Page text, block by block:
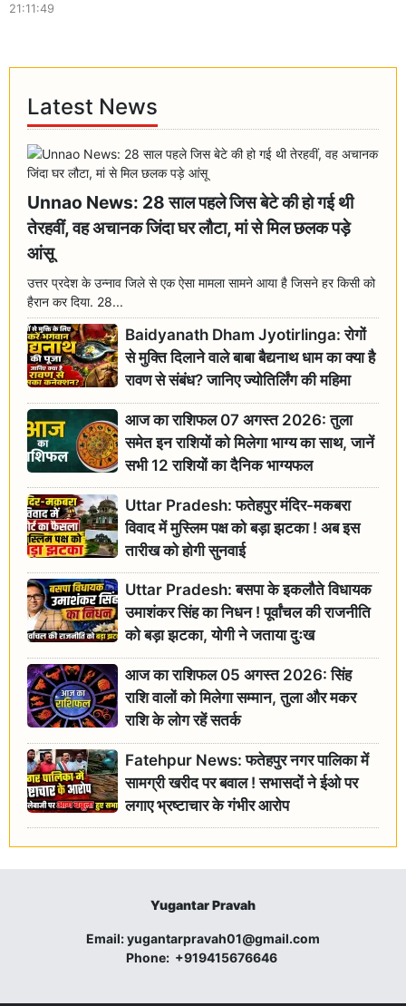
21:11:49
Latest News
Unnao News: 28 साल पहले जिस बेटे की हो गई थी
तेरहवीं, वह अचानक जिंदा घर लौटा, मां से मिल छलक पड़े
आंसू
उत्तर प्रदेश के उन्नाव जिले से एक ऐसा मामला सामने आया है जिसने हर किसी को
हैरान कर दिया. 28...
Baidyanath Dham Jyotirlinga: रोगों
से मुक्ति दिलाने वाले बाबा बैद्यनाथ धाम का क्या है
रावण से संबंध? जानिए ज्योतिर्लिंग की महिमा
आज का राशिफल 07 अगस्त 2026: तुला
समेत इन राशियों को मिलेगा भाग्य का साथ, जानें
सभी 12 राशियों का दैनिक भाग्यफल
Uttar Pradesh: फतेहपुर मंदिर-मकबरा
विवाद में मुस्लिम पक्ष को बड़ा झटका ! अब इस
तारीख को होगी सुनवाई
Uttar Pradesh: बसपा के इकलौते विधायक
उमाशंकर सिंह का निधन ! पूर्वांचल की राजनीति
को बड़ा झटका, योगी ने जताया दुःख
आज का राशिफल 05 अगस्त 2026: सिंह
राशि वालों को मिलेगा सम्मान, तुला और मकर
राशि के लोग रहें सतर्क
Fatehpur News: फतेहपुर नगर पालिका में
सामग्री खरीद पर बवाल ! सभासदों ने ईओ पर
लगाए भ्रष्टाचार के गंभीर आरोप
Yugantar Pravah
Email:yugantarpravah01@gmail.com
Phone: +919415676646